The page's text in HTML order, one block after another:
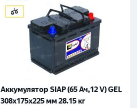
Аккумулятор SIAP (65 Ач,12 V) GEL
308x175x225 мм 28.15 кг